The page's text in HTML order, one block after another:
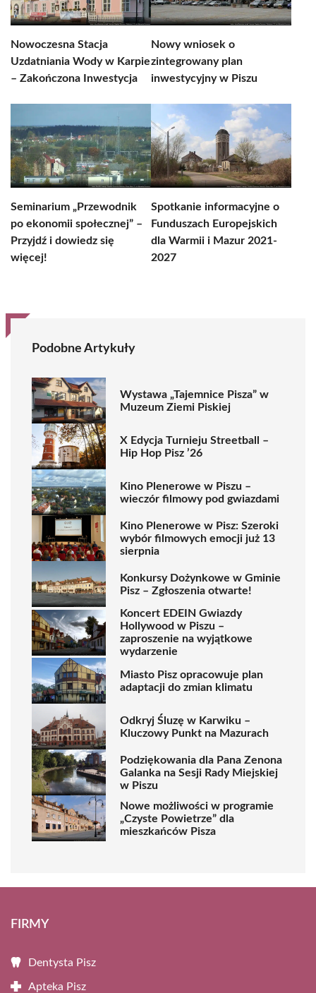
Nowoczesna Stacja
Uzdatniania Wody w Karpie
– Zakończona Inwestycja
Nowy wniosek o
zintegrowany plan
inwestycyjny w Piszu
Seminarium „Przewodnik
po ekonomii społecznej” –
Przyjdź i dowiedz się
więcej!
Spotkanie informacyjne o
Funduszach Europejskich
dla Warmii i Mazur 2021-
2027
Podobne Artykuły
Wystawa „Tajemnice Pisza” w
Muzeum Ziemi Piskiej
X Edycja Turnieju Streetball –
Hip Hop Pisz ’26
Kino Plenerowe w Piszu –
wieczór filmowy pod gwiazdami
Kino Plenerowe w Pisz: Szeroki
wybór filmowych emocji już 13
sierpnia
Konkursy Dożynkowe w Gminie
Pisz – Zgłoszenia otwarte!
Koncert EDEIN Gwiazdy
Hollywood w Piszu –
zaproszenie na wyjątkowe
wydarzenie
Miasto Pisz opracowuje plan
adaptacji do zmian klimatu
Odkryj Śluzę w Karwiku –
Kluczowy Punkt na Mazurach
Podziękowania dla Pana Zenona
Galanka na Sesji Rady Miejskiej
w Piszu
Nowe możliwości w programie
„Czyste Powietrze” dla
mieszkańców Pisza
FIRMY
Dentysta Pisz
Apteka Pisz